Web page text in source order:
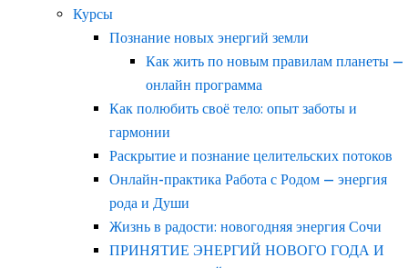
Курсы
Познание новых энергий земли
Как жить по новым правилам планеты —
онлайн программа
Как полюбить своё тело: опыт заботы и
гармонии
Раскрытие и познание целительских потоков
Онлайн-практика Работа с Родом — энергия
рода и Души
Жизнь в радости: новогодняя энергия Сочи
ПРИНЯТИЕ ЭНЕРГИЙ НОВОГО ГОДА И